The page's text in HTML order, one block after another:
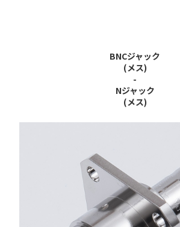
BNCジャック
(メス)
-
Nジャック
(メス)